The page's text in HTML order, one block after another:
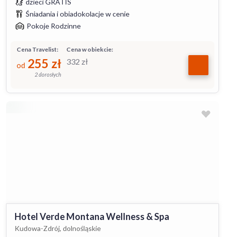
dzieci GRATIS
Śniadania i obiadokolacje w cenie
Pokoje Rodzinne
Cena w obiekcie:
332 zł
Cena Travelist:
od 255 zł
2 dorosłych
Hotel Verde Montana Wellness & Spa
Kudowa-Zdrój, dolnośląskie